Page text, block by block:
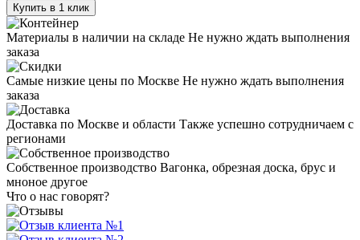
Купить в 1 клик
Материалы в наличии на складе Не нужно ждать выполнения
заказа
Самые низкие цены по Москве Не нужно ждать выполнения
заказа
Доставка по Москве и области Также успешно сотрудничаем с
регионами
Собственное производство Вагонка, обрезная доска, брус и
мноное другое
Что о нас говорят?